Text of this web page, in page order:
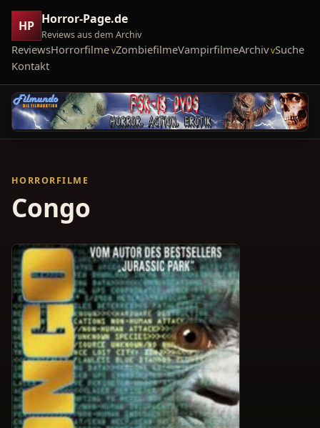
HP Horror-Page.de
Reviews aus dem Archiv
ReviewsHorrorfilme ZombiefilmeVampirfilmeArchiv Suche
Kontakt
HORRORFILME
Congo